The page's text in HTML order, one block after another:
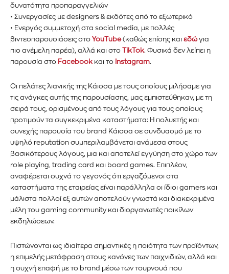
δυνατότητα προπαραγγελιών
• Συνεργασίες με designers & εκδότες από το εξωτερικό
• Ενεργός συμμετοχή στα social media, με πολλές
βιντεοπαρουσιάσεις στο YouTube(καθώς επίσης και εδώγια
πιο ανέμελη παρέα), αλλά και στο
TikTok. Φυσικά δεν λείπει η
παρουσία στο Facebook και το Instagram.
Οι πελάτες λιανικής της Κάισσα με τους οποίους μιλήσαμε για
τις ανάγκες αυτής της παρουσίασης, μας εμπιστεύθηκαν, με τη
σειρά τους, ορισμένους από τους λόγους για τους οποίους
προτιμούν τα συγκεκριμένα καταστήματα: Η πολυετής και
συνεχής παρουσία του brand Κάισσα σε συνδυασμό με το
υψηλό reputation συμπεριλαμβάνεται ανάμεσα στους
βασικότερους λόγους, μια και αποτελεί εγγύηση στο χώρο των
role playing, trading card και board games. Επιπλέον,
αναφέρεται συχνά το γεγονός ότι εργαζόμενοι στα
καταστήματα της εταιρείας είναι παράλληλα οι ίδιοι gamers και
μάλιστα πολλοί εξ αυτών αποτελούν γνωστά και διακεκριμένα
μέλη του gaming community και διοργανωτές ποικίλων
εκδηλώσεων.
Πιστώνονται ως ιδιαίτερα σημαντικές η ποιότητα των προϊόντων,
η επιμελής μετάφραση στους κανόνες των παιχνιδιών, αλλά και
η συχνή επαφή με το brand μέσω των τουρνουά που